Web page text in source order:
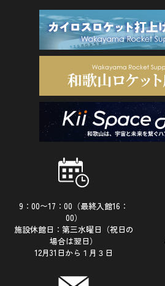
9：00〜17：00（最終入館16：
00）
施設休館日：第三水曜日（祝日の
場合は翌日）
12月31日から１月３日